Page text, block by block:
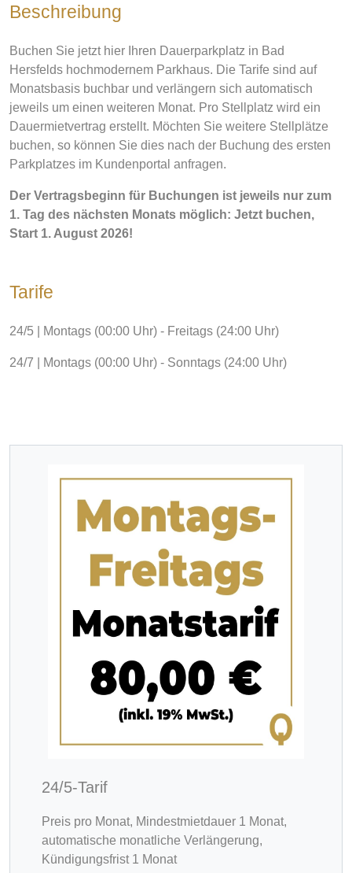
Beschreibung
Buchen Sie jetzt hier Ihren Dauerparkplatz in Bad
Hersfelds hochmodernem Parkhaus. Die Tarife sind auf
Monatsbasis buchbar und verlängern sich automatisch
jeweils um einen weiteren Monat. Pro Stellplatz wird ein
Dauermietvertrag erstellt. Möchten Sie weitere Stellplätze
buchen, so können Sie dies nach der Buchung des ersten
Parkplatzes im Kundenportal anfragen.
Der Vertragsbeginn für Buchungen ist jeweils nur zum
1. Tag des nächsten Monats möglich: Jetzt buchen,
Start 1. August 2026!
Tarife
24/5 | Montags (00:00 Uhr) - Freitags (24:00 Uhr)
24/7 | Montags (00:00 Uhr) - Sonntags (24:00 Uhr)
24/5-Tarif
Preis pro Monat, Mindestmietdauer 1 Monat,
automatische monatliche Verlängerung,
Kündigungsfrist 1 Monat